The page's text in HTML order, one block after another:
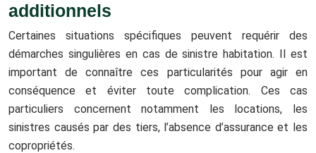
additionnels
Certaines situations spécifiques peuvent requérir des
démarches singulières en cas de sinistre habitation. Il est
important de connaître ces particularités pour agir en
conséquence et éviter toute complication. Ces cas
particuliers concernent notamment les locations, les
sinistres causés par des tiers, l’absence d’assurance et les
copropriétés.